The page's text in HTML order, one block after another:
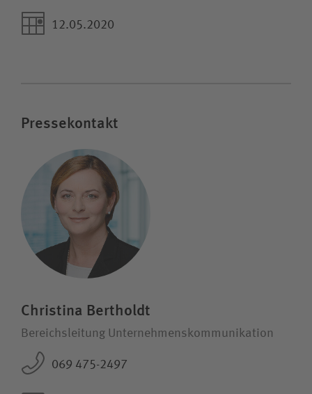
12.05.2020
Pressekontakt
Christina Bertholdt
Bereichsleitung Unternehmenskommunikation
069 475-2497